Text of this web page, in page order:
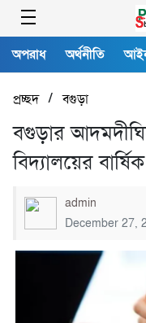
অপরাধ অর্থনীতি
প্রচ্ছদ/বগুড়া
বগুড়ার
বিদ্যালয়ের
admin
December 27,